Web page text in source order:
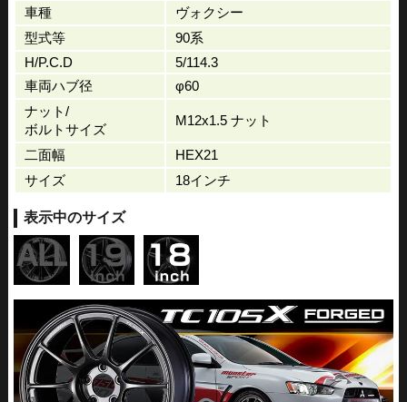
車種
ヴォクシー
型式等
90系
H/P.C.D
5/114.3
車両ハブ径
φ60
ナット/
ボルトサイズ
M12x1.5 ナット
二面幅
HEX21
サイズ
18インチ
表示中のサイズ